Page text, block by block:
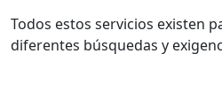
Todos estos servicios existen
diferentes búsquedas y